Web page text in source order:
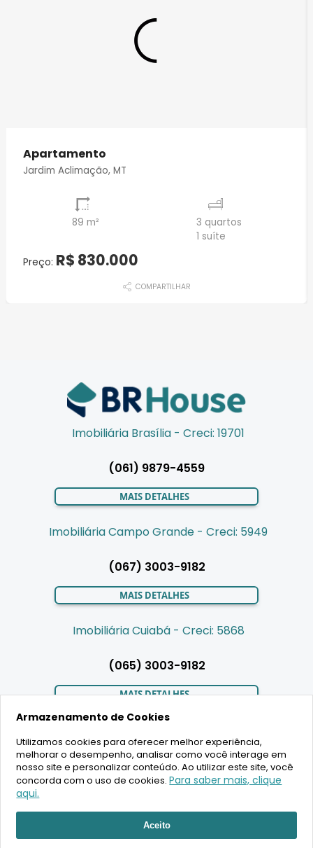
RECEBER ATENDIMENTO
Apartamento
Jardim Aclimação, MT
89 m²
3 quartos
1 suíte
Preço: R$ 830.000
COMPARTILHAR
Imobiliária Brasília - Creci: 19701
(061) 9879-4559
MAIS DETALHES
Imobiliária Campo Grande - Creci: 5949
(067) 3003-9182
MAIS DETALHES
Imobiliária Cuiabá - Creci: 5868
(065) 3003-9182
MAIS DETALHES
LIGAMOS PARA VOCÊ
2020 Copyright - BR House Inteligência Imobiliária LTDA -
16.630.405/0001-43 - CRECI 19701 - Todos os direitos reservados
Armazenamento de Cookies
Utilizamos cookies para oferecer melhor experiência,
melhorar o desempenho, analisar como você interage em
nosso site e personalizar conteúdo. Ao utilizar este site, você
concorda com o uso de cookies.Para saber mais, clique
aqui.
Aceito